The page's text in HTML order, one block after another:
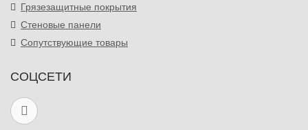
Грязезащитные покрытия
Стеновые панели
Сопутствующие товары
СОЦСЕТИ